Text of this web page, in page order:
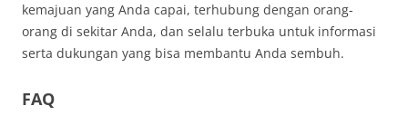
kemajuan yang Anda capai, terhubung dengan orang-
orang di sekitar Anda, dan selalu terbuka untuk informasi
serta dukungan yang bisa membantu Anda sembuh.
FAQ